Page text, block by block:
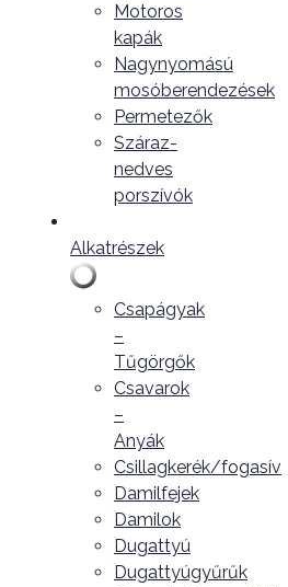
Motoros
kapák
Nagynyomású
mosóberendezések
Permetezők
Száraz-
nedves
porszívók
Alkatrészek
Csapágyak
–
Tűgörgők
Csavarok
–
Anyák
Csillagkerék/fogasív
Damilfejek
Damilok
Dugattyú
Dugattyúgyűrűk